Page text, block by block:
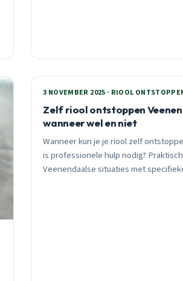
3 NOVEMBER 2025 · RIOOL
Zelf riool ontstoppen
wanneer wel en niet
Wanneer kun je je riool zelf
is professionele hulp nodig?
Veenendaalse situaties met